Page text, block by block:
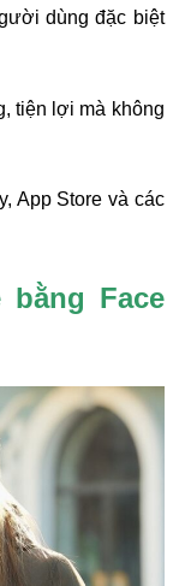
dùng đặc biệt
tiện lợi mà không
App Store và các
bằng Face